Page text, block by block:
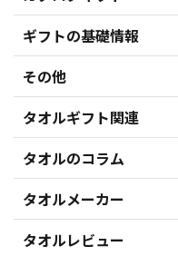
ギフトの基礎情報
その他
タオルギフト関連
タオルのコラム
タオルメーカー
タオルレビュー